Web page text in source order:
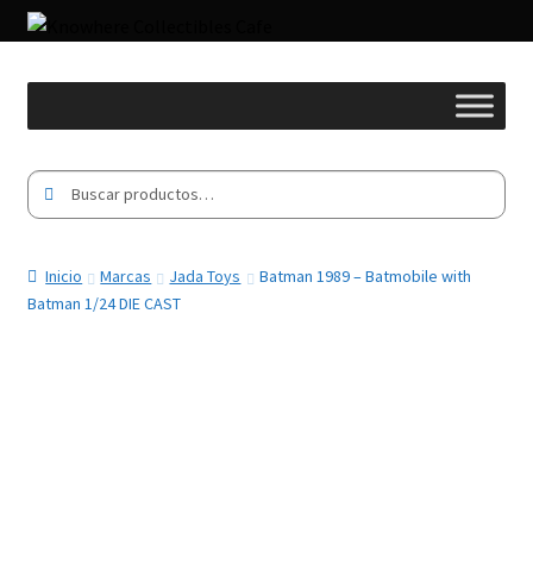
por:
Inicio Marcas Jada Toys
Batman 1989 – Batmobile with
Batman 1/24 DIE CAST